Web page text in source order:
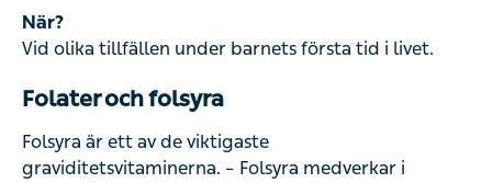
När?
Vid olika tillfällen under barnets första tid i livet.
Folater och folsyra
Folsyra är ett av de viktigaste
graviditetsvitaminerna. – Folsyra medverkar i